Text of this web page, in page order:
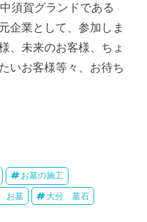
須賀グランドである
企業として、参加しま
、未来のお客様、ちょ
いお客様等々、お待ち
お墓の施工
お墓 大分 墓石